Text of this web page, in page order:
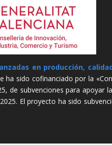
en producción,
sido cofinanciado por la
de subvenciones para apoyar
El proyecto ha sido